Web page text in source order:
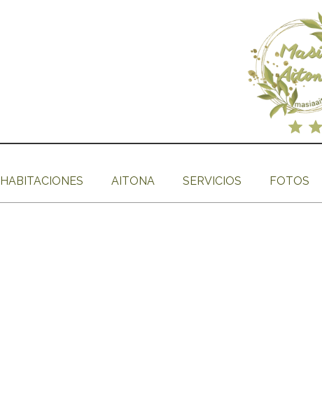
HABITACIONES AITONA SERVICIOS FOTOS